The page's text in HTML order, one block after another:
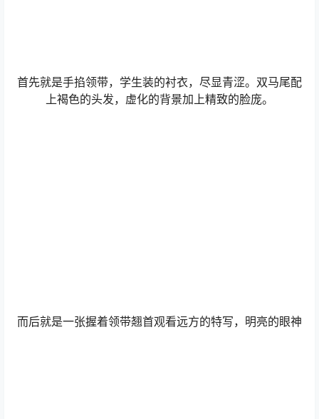
首先就是手掐领带，学生装的衬衣，尽显青涩。双马尾配
上褐色的头发，虚化的背景加上精致的脸庞。
而后就是一张握着领带翘首观看远方的特写，明亮的眼神